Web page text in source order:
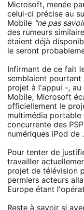
Microsoft, menée
celui-ci précise au
Mobile "ne pas
des rumeurs
étaient déjà
le seront
Infirmant de ce fait
semblaient pourtant
projet à l'appui -, au
Mobile, Microsoft
officiellement le
multimédia portable
concurrente des
numériques iPod de .
Pour tenter de
travailler
projet de télévision
permiers acteurs
Europe étant
Reste à savoir si